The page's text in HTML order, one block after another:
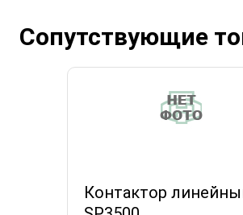
Сопутствующие
Контактор